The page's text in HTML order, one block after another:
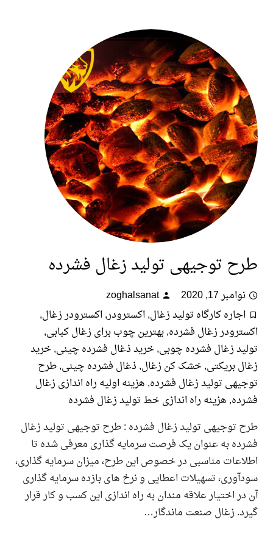
توجیهی تولید زغال فشرده
17, 2020
zoghalsanat
کارگاه تولید زغال,اکسترودر,اکسترودر زغال,
زغال فشرده,بهترین چوب برای زغال کبابی,
زغال فشرده چوبی,خرید ذغال فشرده چینی,خرید
بریکتی,خشک کن زغال,ذغال فشرده چینی,طرح
تولید زغال فشرده,هزینه اولیه راه اندازی زغال
,هزینه راه اندازی خط تولید زغال فشرده
تولید زغال فشرده : طرح توجیهی تولید زغال
به عنوان یک فرصت سرمایه گذاری معرفی شده تا
مناسبی در خصوص این طرح، میزان سرمایه گذاری،
تسهیلات اعطایی و نرخ های بازده سرمایه گذاری
اختیار علاقه مندان به راه اندازی این کسب و کار قرار
زغال صنعت ماندگار…